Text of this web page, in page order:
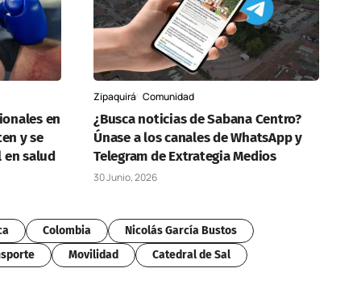
en
y se
en salud
Zipaquirá Comunidad
¿Busca noticias de Sabana Centro?
Únase a los canales de WhatsApp y
Telegram de Extrategia Medios
30 Junio, 2026
Colombia
Nicolás García Bustos
Movilidad Catedral de Sal